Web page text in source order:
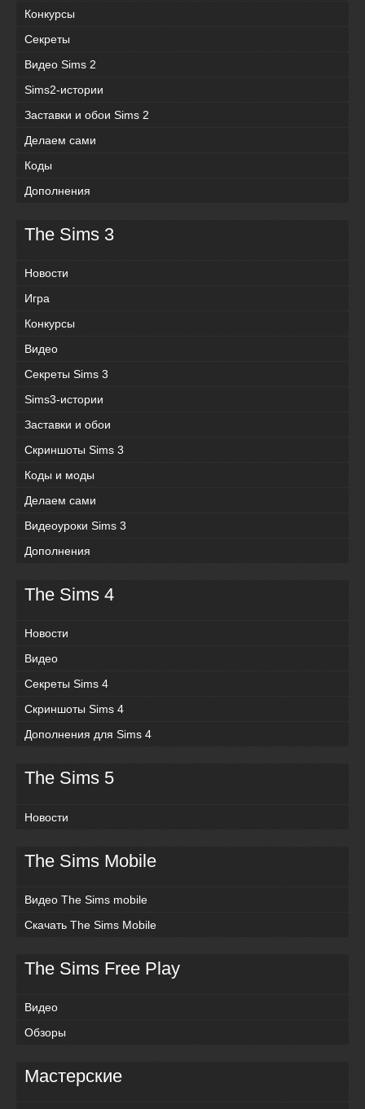
Конкурсы
Секреты
Видео Sims 2
Sims2-истории
Заставки и обои Sims 2
Делаем сами
Коды
Дополнения
The Sims 3
Новости
Игра
Конкурсы
Видео
Секреты Sims 3
Sims3-истории
Заставки и обои
Скриншоты Sims 3
Коды и моды
Делаем сами
Видеоуроки Sims 3
Дополнения
The Sims 4
Новости
Видео
Секреты Sims 4
Скриншоты Sims 4
Дополнения для Sims 4
The Sims 5
Новости
The Sims Mobile
Видео The Sims mobile
Скачать The Sims Mobile
The Sims Free Play
Видео
Обзоры
Мастерские